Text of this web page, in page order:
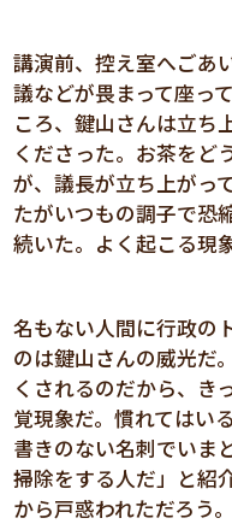
講演前、控え室へごあ
議などが畏まって座っ
ころ、鍵山さんは立ち
くださった。お茶をど
が、議長が立ち上がっ
たがいつもの調子で恐
続いた。よく起こる現象
名もない人間に行政の
のは鍵山さんの威光だ
くされるのだから、き
覚現象だ。慣れてはい
書きのない名刺でいま
掃除をする人だ」と紹
から戸惑われただろう。